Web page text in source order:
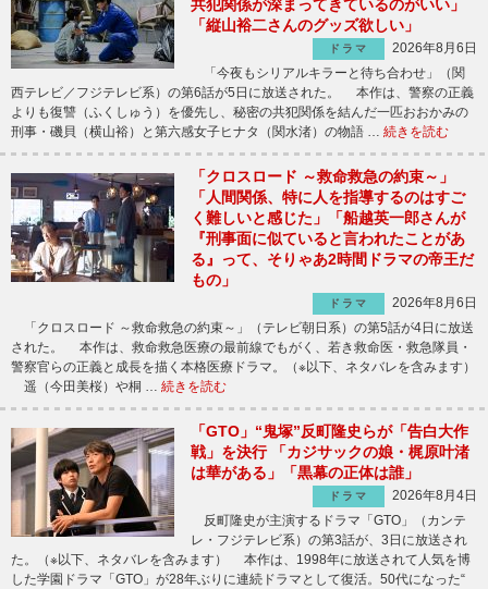
共犯関係が深まってきているのがいい」
「縦山裕二さんのグッズ欲しい」
ドラマ
2026年8月6日
「今夜もシリアルキラーと待ち合わせ」（関
西テレビ／フジテレビ系）の第6話が5日に放送された。 本作は、警察の正義
よりも復讐（ふくしゅう）を優先し、秘密の共犯関係を結んだ一匹おおかみの
刑事・磯貝（横山裕）と第六感女子ヒナタ（関水渚）の物語 … 続きを読む
「クロスロード ～救命救急の約束～」
「人間関係、特に人を指導するのはすご
く難しいと感じた」「船越英一郎さんが
『刑事面に似ていると言われたことがあ
る』って、そりゃあ2時間ドラマの帝王だ
もの」
ドラマ
2026年8月6日
「クロスロード ～救命救急の約束～」（テレビ朝日系）の第5話が4日に放送
された。 本作は、救命救急医療の最前線でもがく、若き救命医・救急隊員・
警察官らの正義と成長を描く本格医療ドラマ。（※以下、ネタバレを含みます）
遥（今田美桜）や桐 … 続きを読む
「GTO」“鬼塚”反町隆史らが「告白大作
戦」を決行 「カジサックの娘・梶原叶渚
は華がある」「黒幕の正体は誰」
ドラマ
2026年8月4日
反町隆史が主演するドラマ「GTO」（カンテ
レ・フジテレビ系）の第3話が、3日に放送され
た。（※以下、ネタバレを含みます） 本作は、1998年に放送されて人気を博
した学園ドラマ「GTO」が28年ぶりに連続ドラマとして復活。50代になった“